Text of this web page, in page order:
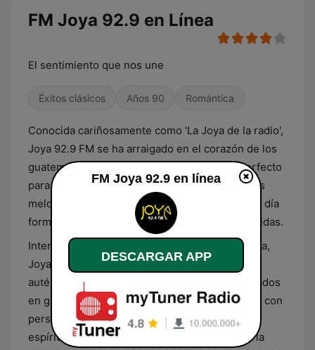
FM Joya 92.9 en Línea
El sentimiento que nos une
Éxitos clásicos Años 90 Romántica
Conocida cariñosamente como 'La Joya de la radio',
Joya 92.9 FM se ha arraigado en el corazón de los
guatemaltecos. Esta emisora es el refugio perfecto
para los amantes de la música que prefieren las
melodías que marcaron época y las que hoy en día
forman parte de la banda sonora de nuestras vidas.
Interactuando constantemente con su audiencia,
Joya 92.9 FM ofrece una experiencia radial
auténtica y cercana. Los programas especializados
en géneros musicales específicos y las charlas con
personalidades del ámbito cultural, reflejan el
espíritu vibrante de Guatemala. La pasión por la
FM Joya 92.9 en línea
DESCARGAR APP